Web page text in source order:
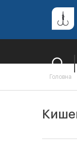
Головна